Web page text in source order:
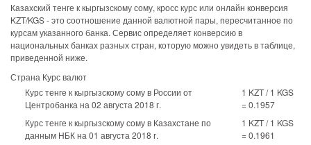
Казахский тенге к кыргызскому сому, кросс курс или онлайн конверсия
KZT/KGS - это соотношение данной валютной пары, пересчитанное по
курсам указанного банка. Сервис определяет конверсию в
национальных банках разных стран, которую можно увидеть в таблице,
приведенной ниже.
Страна Курс валют
Курс тенге к кыргызскому сому в России от
Центробанка на 02 августа 2018 г.
1 KZT / 1 KGS
= 0.1957
Курс тенге к кыргызскому сому в Казахстане по
данным НБК на 01 августа 2018 г.
1 KZT / 1 KGS
= 0.1961